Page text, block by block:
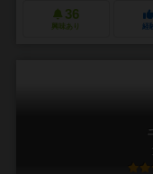
36
興味あり 経